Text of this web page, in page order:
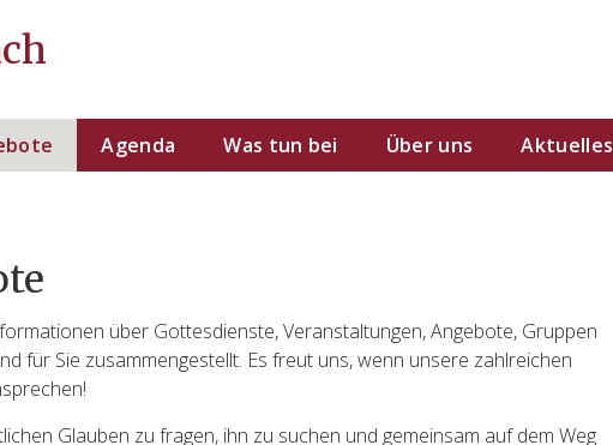
Agenda Was tun bei Über uns Aktuelles
über Gottesdienste, Veranstaltungen, Angebote, Gruppen
für Sie zusammengestellt. Es freut uns, wenn unsere zahlreichen
Glauben zu fragen, ihn zu suchen und gemeinsam auf dem Weg